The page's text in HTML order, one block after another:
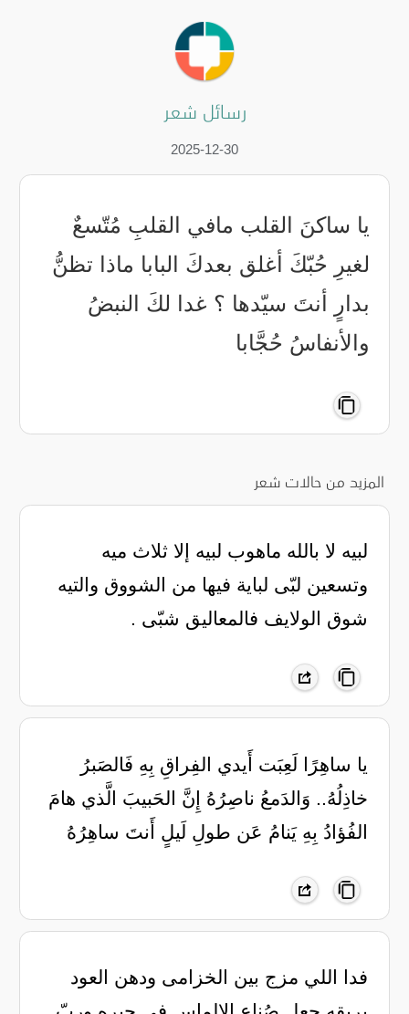
رسائل شعر
2025-12-30
‏يا ساكنَ القلب مافي القلبِ مُتّسعٌ
لغيرِ حُبّكَ أغلق بعدكَ البابا ماذا تظنُّ
بدارٍ أنتَ سيّدها ؟ غدا لكَ النبضُ
واﻷنفاسُ حُجَّابا
المزيد من حالات شعر
لبيه لا بالله ماهوب لبيه إلا ثلاث ميه
وتسعين لبّى لباية فيها من الشووق والتيه
شوق الولايف فالمعاليق شبّى .
يا ساهِرًا لَعِبَت أَيدي الفِراقِ بِهِ فَالصَبرُ
خاذِلُهُ.. وَالدَمعُ ناصِرُهُ إِنَّ الحَبيبَ الَّذي هامَ
الفُؤادُ بِهِ يَنامُ عَن طولِ لَيلٍ أَنتَ ساهِرُهُ
فدا اللي مزج بين الخزامى ودهن العود